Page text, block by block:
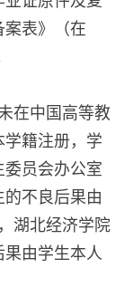
案表》（在
在中国高等教
籍注册，学
员会办公室
不良后果由
湖北经济学院
由学生本人